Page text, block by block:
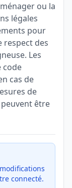
ou la
légales
pour
respect des
Les
code
cas de
de
être
connecté.